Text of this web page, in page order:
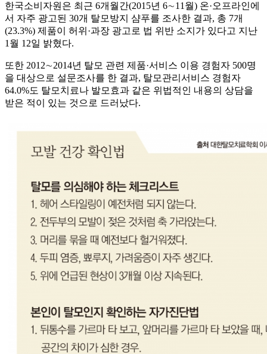
한국소비자원은 최근 6개월간(2015년 6∼11월) 온·오프라인에
서 자주 광고된 30개 탈모방지 샴푸를 조사한 결과, 총 7개
(23.3%) 제품이 허위·과장 광고로 법 위반 소지가 있다고 지난
1월 12일 밝혔다.
또한 2012∼2014년 탈모 관련 제품·서비스 이용 경험자 500명
을 대상으로 설문조사를 한 결과, 탈모관리서비스 경험자
64.0%도 탈모치료나 발모효과 같은 위법적인 내용의 상담을
받은 적이 있는 것으로 드러났다.